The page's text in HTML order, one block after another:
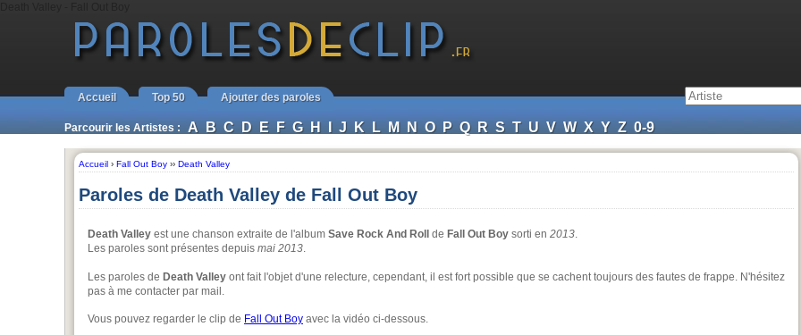
Accueil Top 50 Ajouter des paroles
Parcourir les Artistes : A B C D E F G H I J K L M N O P Q R S T U V W X Y Z 0-9
Accueil › Fall Out Boy ›› Death Valley
Paroles de Death Valley de Fall Out Boy
Death Valley est une chanson extraite de l'album Save Rock And Roll de Fall Out Boy sorti en 2013.
Les paroles sont présentes depuis mai 2013.
Les paroles de Death Valley ont fait l'objet d'une relecture, cependant, il est fort possible que se cachent toujours des fautes de frappe. N'hésitez
pas à me contacter par mail.
Vous pouvez regarder le clip de Fall Out Boy avec la vidéo ci-dessous.